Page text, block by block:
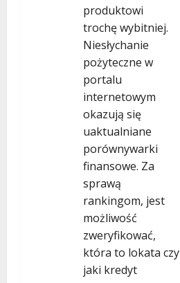
produktowi
trochę wybitniej.
Niesłychanie
pożyteczne w
portalu
internetowym
okazują się
uaktualniane
porównywarki
finansowe. Za
sprawą
rankingom, jest
możliwość
zweryfikować,
która to lokata czy
jaki kredyt